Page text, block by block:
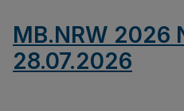
MB.NRW 2026
28.07.2026